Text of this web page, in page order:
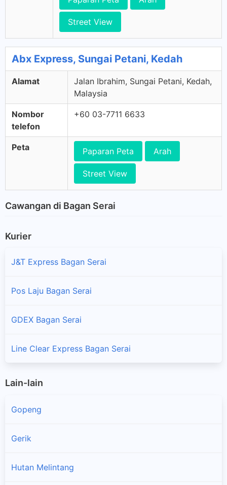
Street View
Abx Express, Sungai Petani, Kedah
Alamat
Jalan Ibrahim, Sungai Petani, Kedah,
Malaysia
Nombor
telefon
+60 03-7711 6633
Peta Paparan Peta Arah
Street View
Cawangan di Bagan Serai
Kurier
J&T Express Bagan Serai
Pos Laju Bagan Serai
GDEX Bagan Serai
Line Clear Express Bagan Serai
Lain-lain
Gopeng
Gerik
Hutan Melintang